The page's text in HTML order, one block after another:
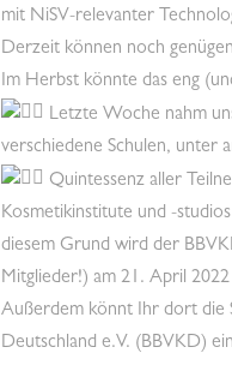
mit NiSV-relevanter
Derzeit können noch
Im Herbst könnte das eng
Letzte Woche nahm
verschiedene Schulen, unter
Quintessenz aller
Kosmetikinstitute und -
diesem Grund wird der
Mitglieder!) am 21. April
Außerdem könnt Ihr dort die
Deutschland e.V. (BBVKD)